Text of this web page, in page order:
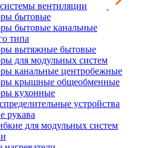
вентиляции
бытовые
бытовые канальные
типа
вытяжные бытовые
для модульных систем
канальные центробежные
крышные общеобменные
кухонные
устройства
рукава
для модульных систем